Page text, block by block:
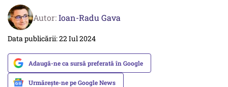
Autor:Ioan-Radu Gava
Data publicării: 22 Iul 2024
Adaugă-ne ca sursă preferată în Google
Urmărește-ne pe Google News